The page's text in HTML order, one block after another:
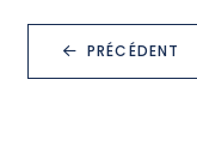
PRÉCÉDENT